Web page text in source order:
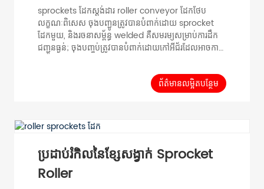
sprockets ដែកស្ដង់ដារ roller conveyor ដែកថែប
លក្ខណៈពិសេស ចុងបញ្ជូនត្រូវបានបំពាក់ដោយ sprocket
ដែកមួយ, និងរចនាសម្ព័ន្ធ welded គឺសមរម្យសម្រាប់ការដឹក
ជញ្ជូនធ្ងន់; ចុងបញ្ចប់ត្រូវបានបំពាក់ដោយកៅអីជ័រដែលអាចកាត់
ស្ទិកសម្រាប់រូបរាងដ៏ស្រស់ស្អាត។ ទិន្នន័យទូទៅ ការបញ្ជូនបន្ទុក
សម្ភារៈតែមួយ≤30KG ល្បឿនអតិបរមា 0.5m/s ជួរ
សីតុណ្ហភាព -5℃~40℃ សម្ភារៈផ្ទុកលំនៅដ្ឋាន...
ព័ត៌មានលម្អិតបន្ថែម
ប្រដាប់រំកិលនៃខ្សែសង្វាក់ Sprocket
Roller